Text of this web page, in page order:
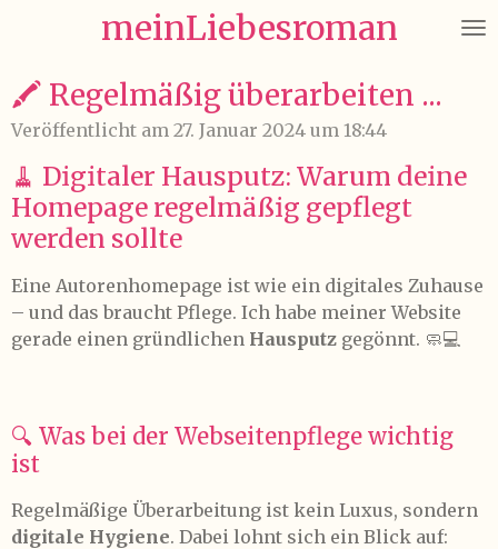
springen
meinLiebesroman
🖍️ Regelmäßig überarbeiten ...
Veröffentlicht am 27. Januar 2024 um 18:44
🧹 Digitaler Hausputz: Warum deine
Homepage regelmäßig gepflegt
werden sollte
Eine Autorenhomepage ist wie ein digitales Zuhause
– und das braucht Pflege. Ich habe meiner Website
gerade einen gründlichen Hausputz gegönnt. 🧼💻
🔍 Was bei der Webseitenpflege wichtig
ist
Regelmäßige Überarbeitung ist kein Luxus, sondern
digitale Hygiene. Dabei lohnt sich ein Blick auf: